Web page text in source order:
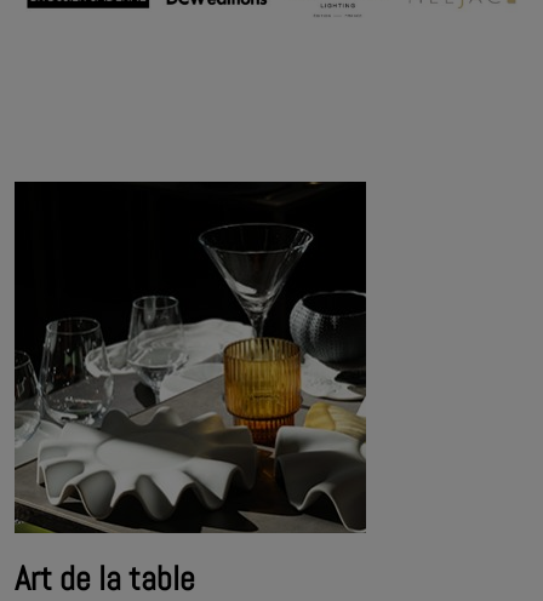
Art de la table